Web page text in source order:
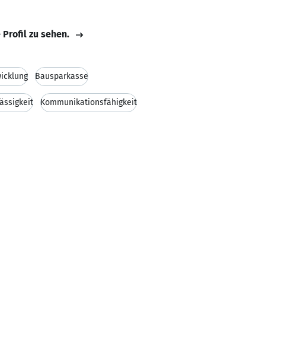
Profil zu sehen.
Bausparkasse
Kommunikationsfähigkeit